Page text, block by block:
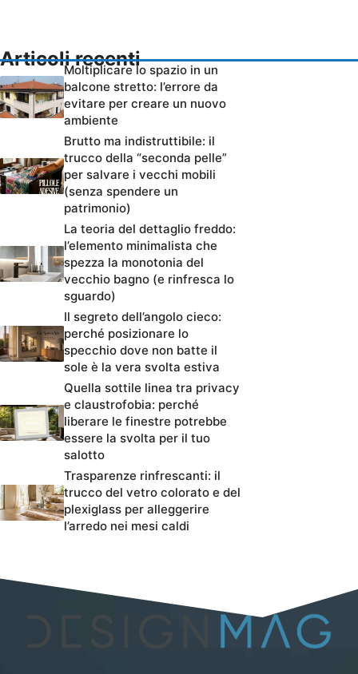
Articoli recenti
Moltiplicare lo spazio in un
balcone stretto: l’errore da
evitare per creare un nuovo
ambiente
Brutto ma indistruttibile: il
trucco della “seconda pelle”
per salvare i vecchi mobili
(senza spendere un
patrimonio)
La teoria del dettaglio freddo:
l’elemento minimalista che
spezza la monotonia del
vecchio bagno (e rinfresca lo
sguardo)
Il segreto dell’angolo cieco:
perché posizionare lo
specchio dove non batte il
sole è la vera svolta estiva
Quella sottile linea tra privacy
e claustrofobia: perché
liberare le finestre potrebbe
essere la svolta per il tuo
salotto
Trasparenze rinfrescanti: il
trucco del vetro colorato e del
plexiglass per alleggerire
l’arredo nei mesi caldi